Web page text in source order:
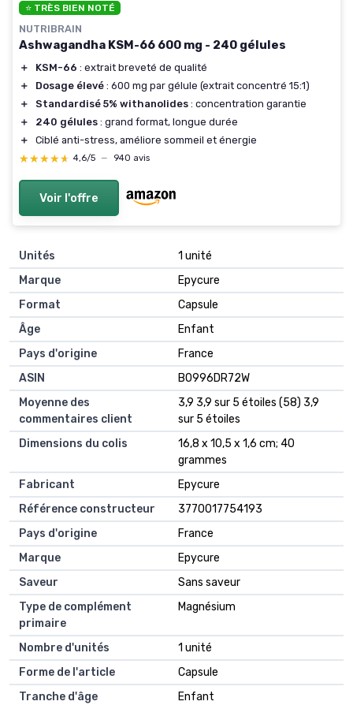
⭐ TRÈS BIEN NOTÉ
NUTRIBRAIN
Ashwagandha KSM-66 600 mg - 240 gélules
＋ KSM-66 : extrait breveté de qualité
＋
Dosage élevé : 600 mg par gélule (extrait concentré 15:1)
＋
Standardisé 5% withanolides : concentration garantie
＋
240 gélules : grand format, longue durée
＋
Ciblé anti-stress, améliore sommeil et énergie
★★★★★
★★★★★ 4,6/5 — 940 avis
Voir l'offre
Unités
‎1 unité
Marque
‎Epycure
Format
‎Capsule
Âge
‎Enfant
Pays d'origine
‎France
ASIN
B0996DR72W
Moyenne des
commentaires client
3,9 3,9 sur 5 étoiles (58) 3,9
sur 5 étoiles
Dimensions du colis
16,8 x 10,5 x 1,6 cm; 40
grammes
Fabricant
Epycure
Référence constructeur
3770017754193
Pays d'origine
France
Marque
Epycure
Saveur
Sans saveur
Type de complément
primaire
Magnésium
Nombre d'unités
1 unité
Forme de l'article
Capsule
Tranche d'âge
Enfant